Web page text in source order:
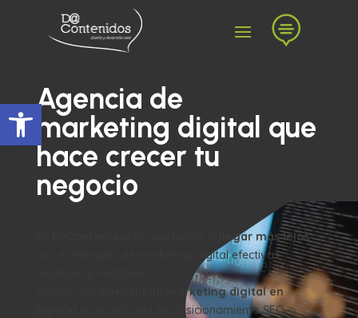
Abrir barra de herramientas

Agencia de
marketing digital que
hace crecer tu
negocio
llegar más lejos
con estrategias de marketing digital efectivas,
agencia de marketing digital en
especializada en posicionamiento SEO,